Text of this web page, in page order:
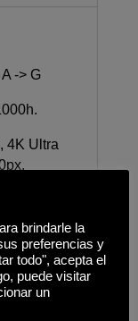
-> G
4K Ultra
Smart
Google
T2.
brindarle la
preferencias y
todo", acepta el
puede visitar
un